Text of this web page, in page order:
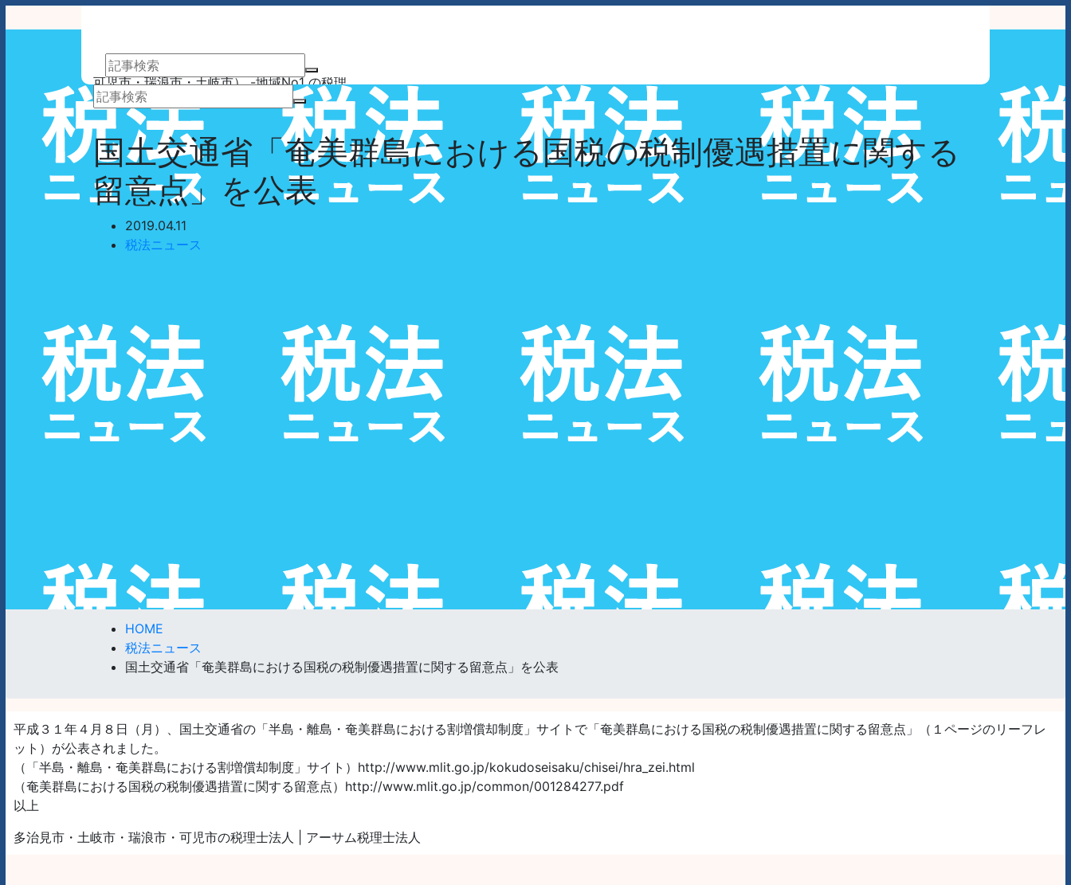
アーサム税理士法人 AWESOME（多治見市・
可児市・瑞浪市・土岐市） -地域No1 の税理
士法人 アーサム税理士法人 – 会計・税務はも
ちろんのこと、会計専門家を必要とするあら
ゆるシーンで お客様のビジネスを総合的にサ
ポートいたします。 戦略的財務のプロフェッ
ショナル集団
業務案内 事務所案内 経営理念 お知らせ お問い合わせ
国土交通省「奄美群島における国税の税制優遇措置に関する
留意点」を公表
2019.04.11
税法ニュース
HOME
税法ニュース
国土交通省「奄美群島における国税の税制優遇措置に関する留意点」を公表
平成３１年４月８日（月）、国土交通省の「半島・離島・奄美群島における割増償却制度」サイトで「奄美群島における国税の税制優遇措置に関する留意点」（１ページのリーフレ
ット）が公表されました。
（「半島・離島・奄美群島における割増償却制度」サイト）http://www.mlit.go.jp/kokudoseisaku/chisei/hra_zei.html
（奄美群島における国税の税制優遇措置に関する留意点）http://www.mlit.go.jp/common/001284277.pdf
以上
多治見市・土岐市・瑞浪市・可児市の税理士法人 | アーサム税理士法人